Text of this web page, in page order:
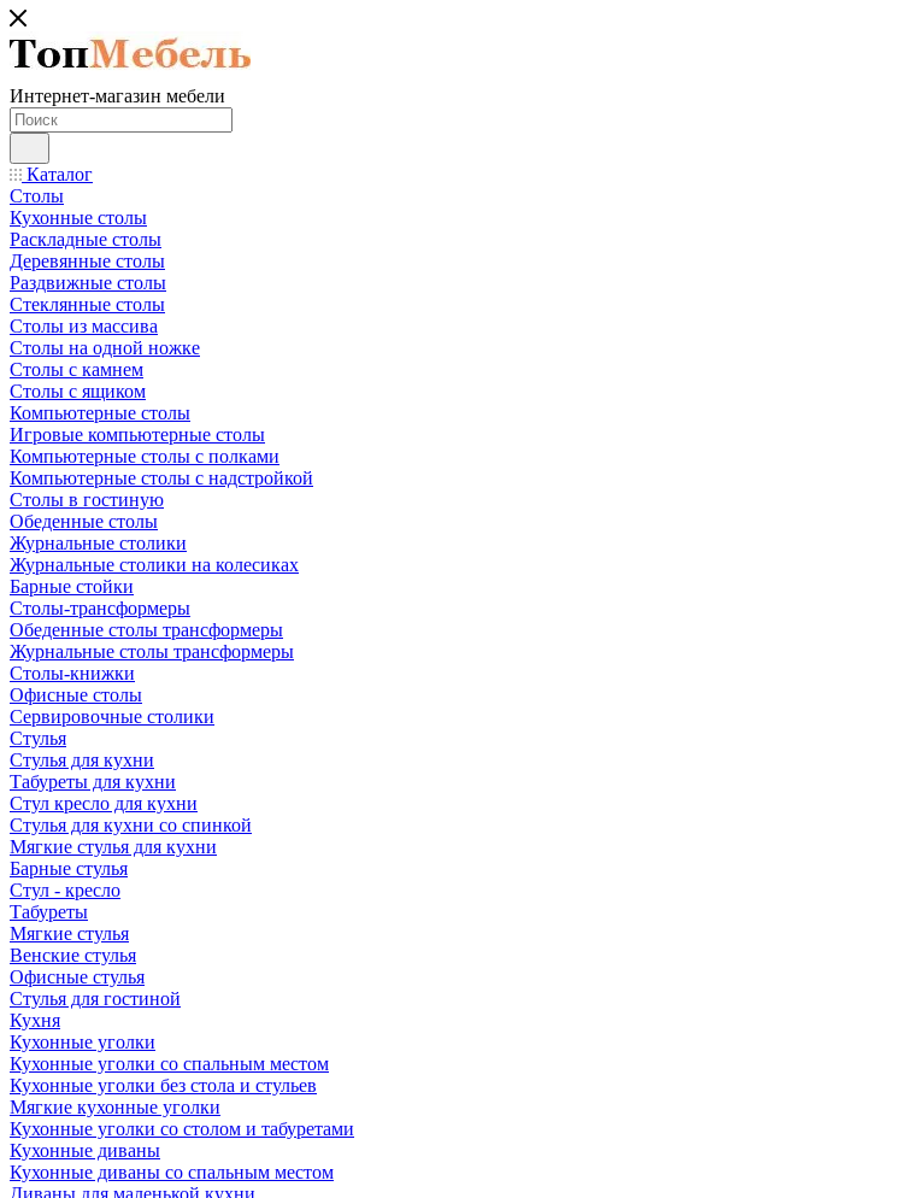
Интернет-магазин мебели
Каталог
Столы
Кухонные столы
Раскладные столы
Деревянные столы
Раздвижные столы
Стеклянные столы
Столы из массива
Столы на одной ножке
Столы с камнем
Столы с ящиком
Компьютерные столы
Игровые компьютерные столы
Компьютерные столы с полками
Компьютерные столы с надстройкой
Столы в гостиную
Обеденные столы
Журнальные столики
Журнальные столики на колесиках
Барные стойки
Столы-трансформеры
Обеденные столы трансформеры
Журнальные столы трансформеры
Столы-книжки
Офисные столы
Сервировочные столики
Стулья
Стулья для кухни
Табуреты для кухни
Стул кресло для кухни
Стулья для кухни со спинкой
Мягкие стулья для кухни
Барные стулья
Стул - кресло
Табуреты
Мягкие стулья
Венские стулья
Офисные стулья
Стулья для гостиной
Кухня
Кухонные уголки
Кухонные уголки со спальным местом
Кухонные уголки без стола и стульев
Мягкие кухонные уголки
Кухонные уголки со столом и табуретами
Кухонные диваны
Кухонные диваны со спальным местом
Диваны для маленькой кухни